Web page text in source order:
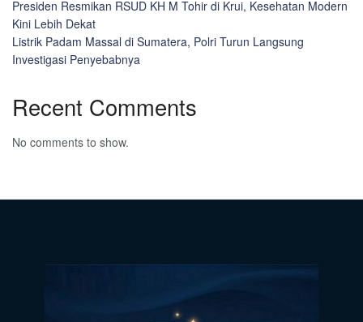
Presiden Resmikan RSUD KH M Tohir di Krui, Kesehatan Modern
Kini Lebih Dekat
Listrik Padam Massal di Sumatera, Polri Turun Langsung
Investigasi Penyebabnya
Recent Comments
No comments to show.